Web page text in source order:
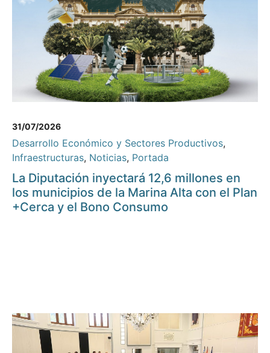
31/07/2026
Desarrollo Económico y Sectores Productivos,
Infraestructuras, Noticias, Portada
La Diputación inyectará 12,6 millones en
los municipios de la Marina Alta con el Plan
+Cerca y el Bono Consumo